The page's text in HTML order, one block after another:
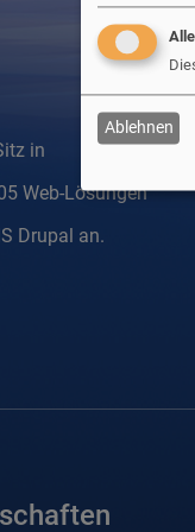
in
Web-Lösungen
Drupal an.
Ablehnen